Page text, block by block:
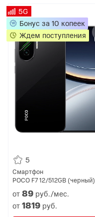
5
Смартфон
POCO F7 12/512GB (черный)
от89 руб./мес.
от1819 руб.
5G
Бонус за 10 копеек
Ждем поступления